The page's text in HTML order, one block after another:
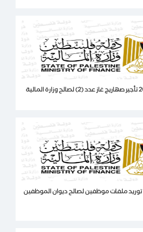
عطاء رقم 112 / 2023 توريد ملفات موظفين لصالح ديوان الموظفين